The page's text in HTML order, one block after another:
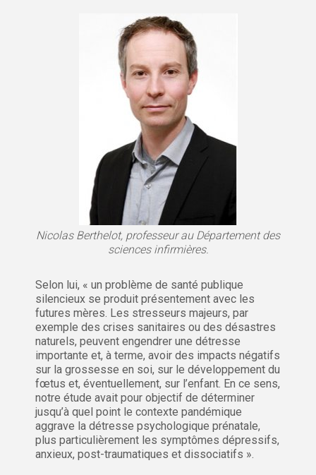
Nicolas Berthelot, professeur au Département des
sciences infirmières.
Selon lui, « un problème de santé publique
silencieux se produit présentement avec les
futures mères. Les stresseurs majeurs, par
exemple des crises sanitaires ou des désastres
naturels, peuvent engendrer une détresse
importante et, à terme, avoir des impacts négatifs
sur la grossesse en soi, sur le développement du
fœtus et, éventuellement, sur l’enfant. En ce sens,
notre étude avait pour objectif de déterminer
jusqu’à quel point le contexte pandémique
aggrave la détresse psychologique prénatale,
plus particulièrement les symptômes dépressifs,
anxieux, post-traumatiques et dissociatifs ».